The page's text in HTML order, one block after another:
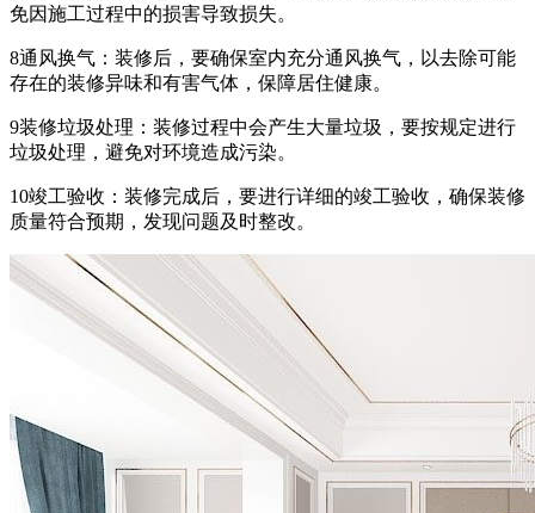
免因施工过程中的损害导致损失。
8通风换气：装修后，要确保室内充分通风换气，以去除可能
存在的装修异味和有害气体，保障居住健康。
9装修垃圾处理：装修过程中会产生大量垃圾，要按规定进行
垃圾处理，避免对环境造成污染。
10竣工验收：装修完成后，要进行详细的竣工验收，确保装修
质量符合预期，发现问题及时整改。